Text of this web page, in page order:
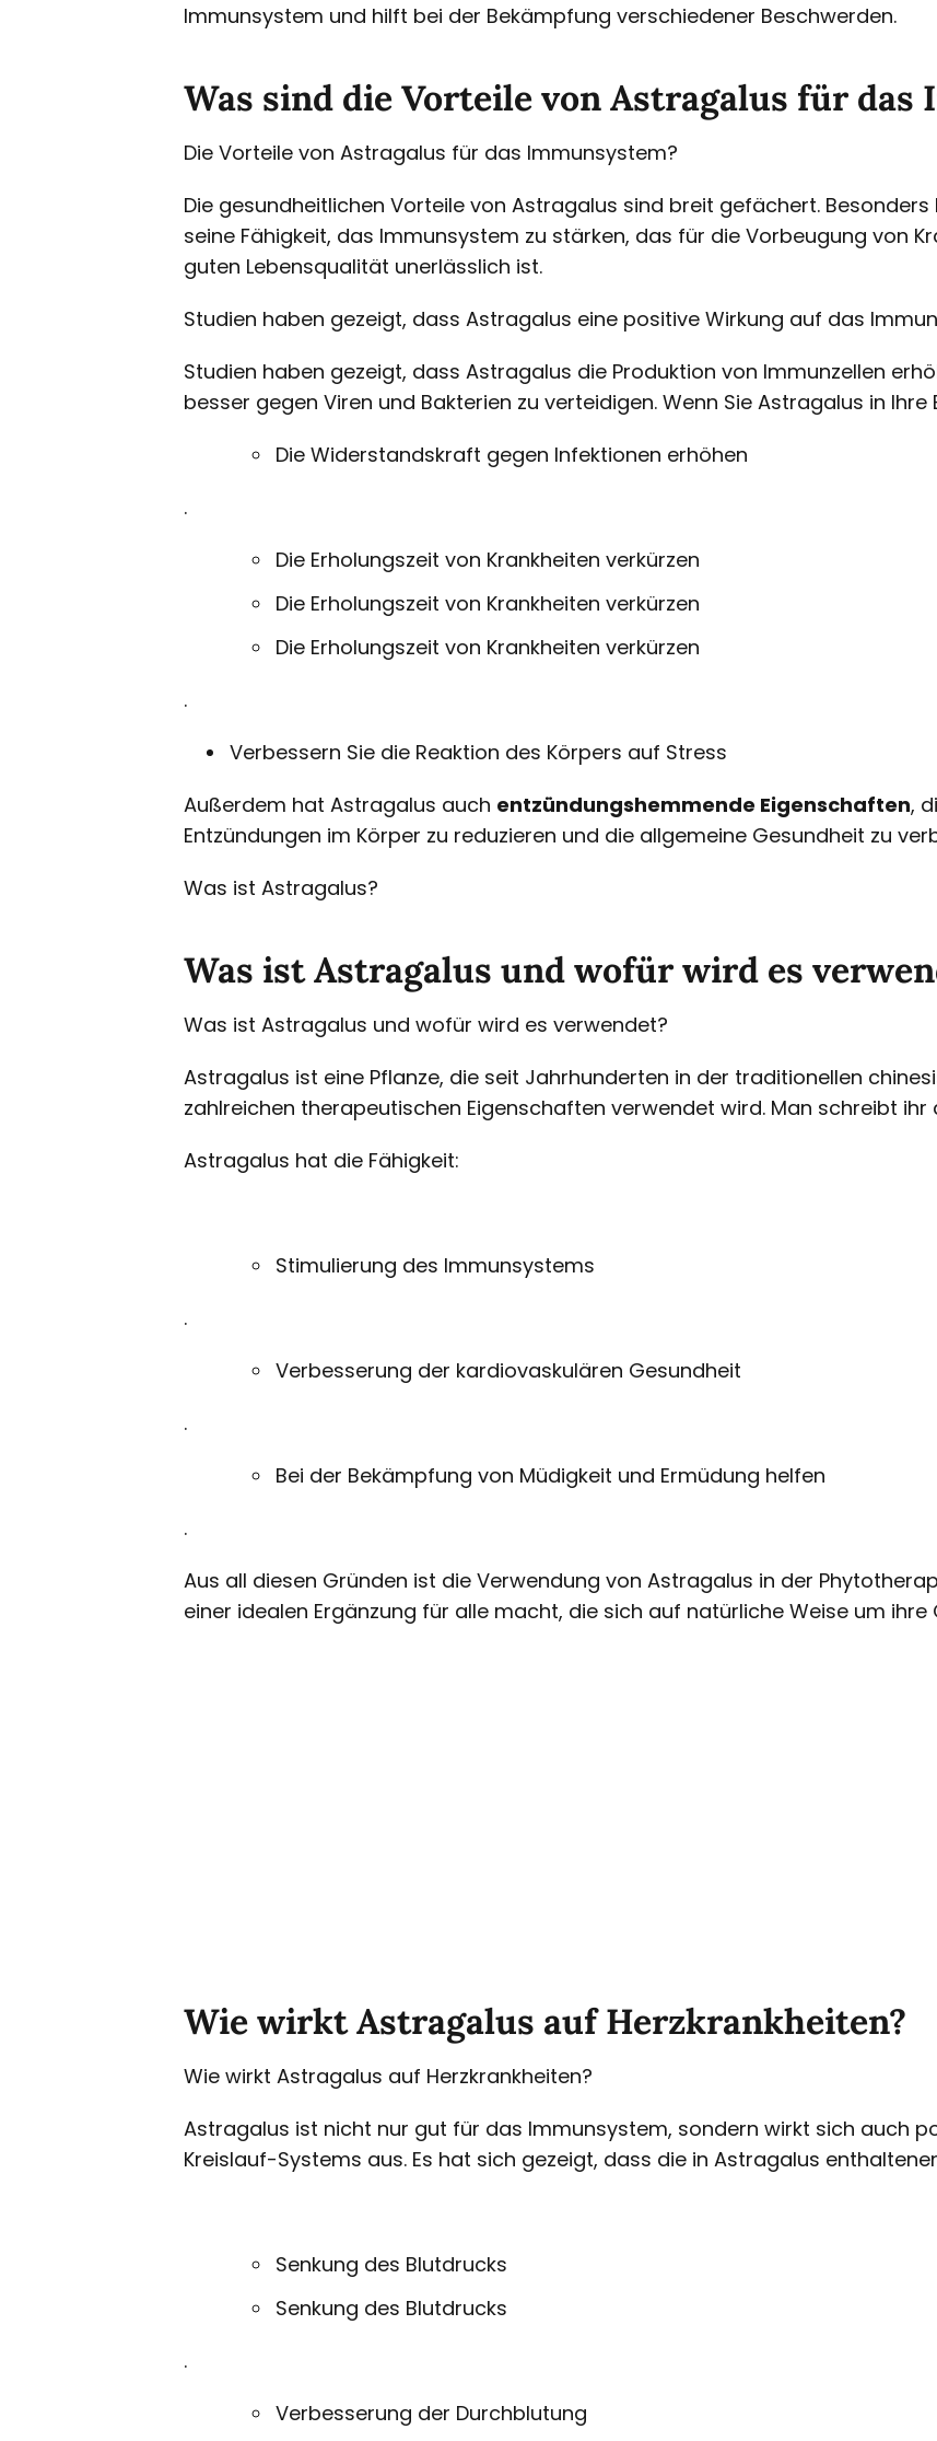
Immunsystem und hilft bei der Bekämpfung verschiedener Beschwerden.
Was sind die Vorteile von Astragalus für das
Die Vorteile von Astragalus für das Immunsystem?
Die gesundheitlichen Vorteile von Astragalus sind breit gefächert.
seine Fähigkeit, das Immunsystem zu stärken, das für die Vorbeugung von
guten Lebensqualität unerlässlich ist.
Studien haben gezeigt, dass Astragalus eine positive Wirkung auf das
Studien haben gezeigt, dass Astragalus die Produktion von Immunzellen
besser gegen Viren und Bakterien zu verteidigen. Wenn Sie Astragalus in
Die Widerstandskraft gegen Infektionen erhöhen
.
Die Erholungszeit von Krankheiten verkürzen
Die Erholungszeit von Krankheiten verkürzen
Die Erholungszeit von Krankheiten verkürzen
.
Verbessern Sie die Reaktion des Körpers auf Stress
Außerdem hat Astragalus auch entzündungshemmende Eigenschaften,
Entzündungen im Körper zu reduzieren und die allgemeine Gesundheit zu
Was ist Astragalus?
Was ist Astragalus und wofür wird es
Was ist Astragalus und wofür wird es verwendet?
Astragalus ist eine Pflanze, die seit Jahrhunderten in der traditionellen
zahlreichen therapeutischen Eigenschaften verwendet wird. Man schreibt ihr
Astragalus hat die Fähigkeit:
Stimulierung des Immunsystems
.
Verbesserung der kardiovaskulären Gesundheit
.
Bei der Bekämpfung von Müdigkeit und Ermüdung helfen
.
Aus all diesen Gründen ist die Verwendung von Astragalus in der
einer idealen Ergänzung für alle macht, die sich auf natürliche Weise um
Wie wirkt Astragalus auf Herzkrankheiten?
Wie wirkt Astragalus auf Herzkrankheiten?
Astragalus ist nicht nur gut für das Immunsystem, sondern wirkt sich auch
Kreislauf-Systems aus. Es hat sich gezeigt, dass die in Astragalus
Senkung des Blutdrucks
Senkung des Blutdrucks
.
Verbesserung der Durchblutung